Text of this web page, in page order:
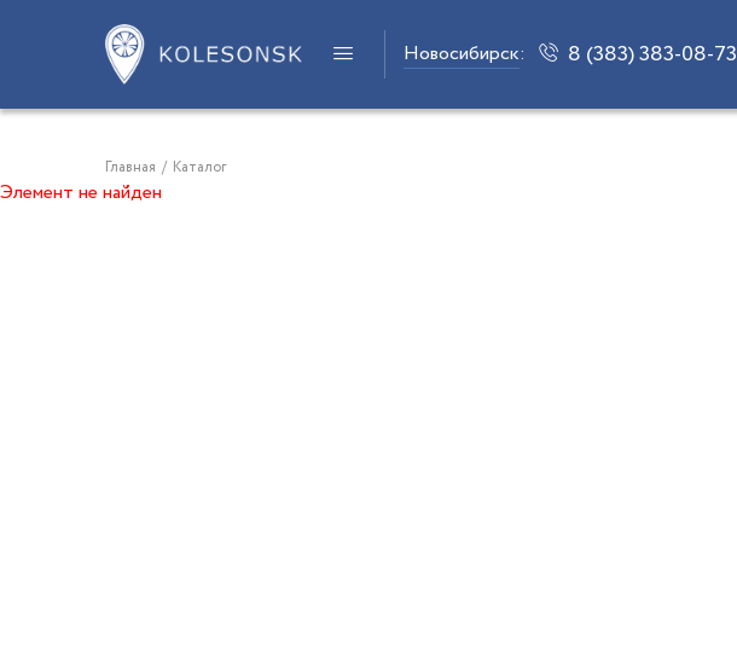
Новосибирск: 8 (383) 383-08-73
Главная / Каталог
Элемент не найден